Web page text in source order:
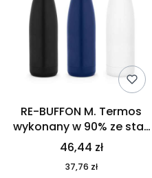
RE-BUFFON M. Termos
wykonany w 90% ze stali
nierdzewnej
pochodzącej z
recyklingu 520 ml 94294
46,44 zł
37,76 zł